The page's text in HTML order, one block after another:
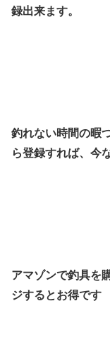
録出来ます。
釣れない時間の暇
ら登録すれば、今
アマゾンで釣具を
ジするとお得です